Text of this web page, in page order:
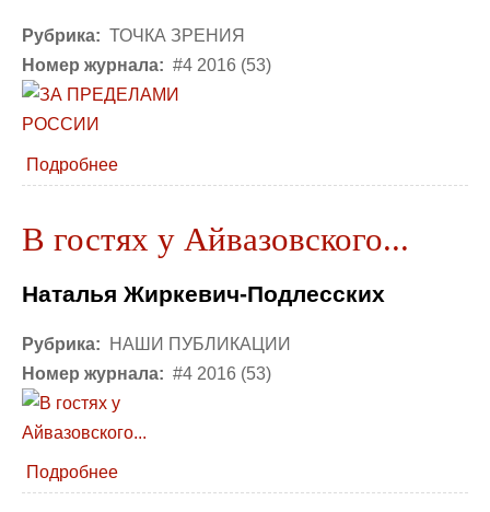
Рубрика: ТОЧКА ЗРЕНИЯ
Номер журнала: #4 2016 (53)
Подробнее
В гостях у Айвазовского...
Наталья Жиркевич-Подлесских
Рубрика:
НАШИ ПУБЛИКАЦИИ
Номер журнала: #4 2016 (53)
Подробнее